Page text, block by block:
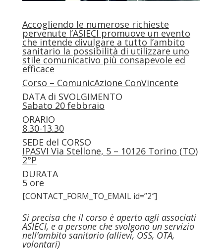
Accogliendo le numerose richieste
pervenute l’ASIECI promuove un evento
che intende divulgare a tutto l’ambito
sanitario la possibilità di utilizzare uno
stile comunicativo più consapevole ed
efficace
Corso – ComunicAzione ConVincente
DATA di SVOLGIMENTO
Sabato 20 febbraio
ORARIO
8.30-13.30
SEDE del CORSO
IPASVI Via Stellone, 5 – 10126 Torino (TO)
2°P
DURATA
5 ore
[CONTACT_FORM_TO_EMAIL id=”2″]
Si precisa che il corso è aperto agli associati
ASIECI, e a persone che svolgono un servizio
nell’ambito sanitario (allievi, OSS, OTA,
volontari)